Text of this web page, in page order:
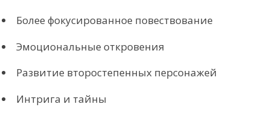
Более фокусированное повествование
Эмоциональные откровения
Развитие второстепенных персонажей
Интрига и тайны